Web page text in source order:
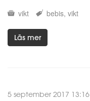
vikt
bebis vikt
Läs mer
5 september 2017 13:16